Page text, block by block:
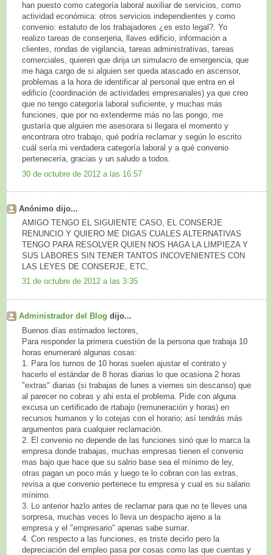
han puesto como categoría laboral auxiliar de servicios, como
actividad económica: otros servicios independientes y como
convenio: estatuto de los trabajadores ¿es esto legal?. Yo
realizo tareas de conserjeria, llaves edificio, información a
clientes, rondas de vigilancia, tareas administrativas, tareas
comerciales, quieren que dirija un simulacro de emergencia, que
me haga cargo de si alguien ser queda atascado en ascensor,
problemas a la hora de identificar al personal que entra en el
edificio (coordinación de actividades empresariales) ya que creo
que no tengo categoría laboral suficiente, y muchas más
funciones, que por no extenderme más no las pongo, me
gustaría que alguien me asesorara si llegara el momento y
encontrara otro trabajo, qué podría reclamar y según lo escrito
cuál sería mi verdadera categoría laboral y a qué convenio
pertenecería, gracias y un saludo a todos.
30 de octubre de 2012 a las 16:57
Anónimo dijo...
AMIGO TENGO EL SIGUIENTE CASO, EL CONSERJE
RENUNCIO Y QUIERO ME DIGAS CUALES ALTERNATIVAS
TENGO PARA RESOLVER QUIEN NOS HAGA LA LIMPIEZA Y
SUS LABORES SIN TENER TANTOS INCOVENIENTES CON
LAS LEYES DE CONSERJE, ETC,
31 de octubre de 2012 a las 3:35
Administrador del Blog dijo...
Buenos días estimados lectores,
Para responder la primera cuestión de la persona que trabaja 10
horas enumeraré algunas cosas:
1. Para los turnos de 10 horas suelen ajustar el contrato y
hacerlo el estándar de 8 horas diarias lo que ocasiona 2 horas
"extras" diarias (si trabajas de lunes a viernes sin descanso) que
al parecer no cobras y ahi esta el problema. Pide con alguna
excusa un certificado de rtabajo (remuneración y horas) en
recursos humanos y lo cotejas con el horario; así tendrás más
argumentos para cualquier reclamación.
2. El convenio no depende de las funciones sinó que lo marca la
empresa donde trabajas, muchas empresas tienen el convenio
mas bajo que hace que su salrio base sea el mínimo de ley,
otras pagan un poco más y luego te lo cobran con las extras,
revisa a que convenio pertenece tu empresa y cual es su salario
mínimo.
3. Lo anterior hazlo antes de reclamar para que no te lleves una
sorpresa, muchas veces lo lleva un despacho ajeno a la
empresa y el "empresario" apenas sabe sumar.
4. Con respecto a las funciones, es triste decirlo pero la
depreciación del empleo pasa por cosas como las que cuentas y